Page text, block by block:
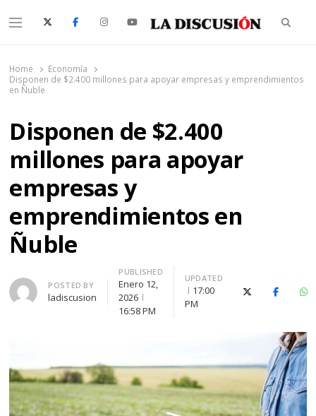
Menu
Home
Economía
Disponen de $2.400 millones para apoyar empresas y emprendimientos
en Ñuble
Disponen de $2.400
millones para apoyar
empresas y
emprendimientos en
Ñuble
Author
POSTED BY
ladiscusion
PUBLISHED
Enero 12,
2026
16:58 PM
UPDATED
17:00
PM
X (Twitter)Facebook